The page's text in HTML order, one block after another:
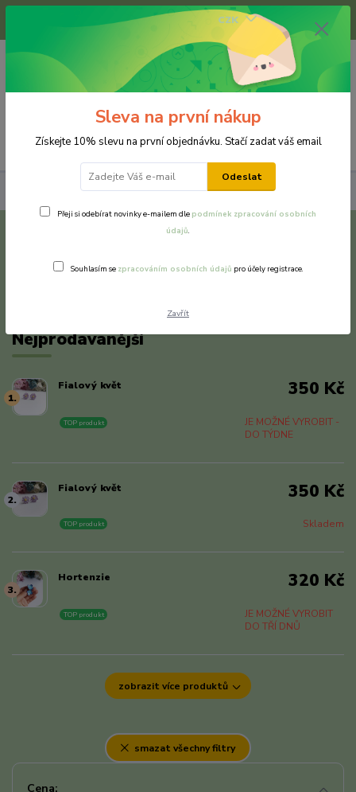
Menu
CZK
(Po-Pá, 8-16 hod.)
0 Kč
Náušnice
violka
Nejprodávanější
1.
Fialový květ
JE MOŽNÉ VYROBIT -
DO TÝDNE
TOP produkt
350 Kč
2.
Fialový květ
Skladem
TOP produkt
350 Kč
3.
Hortenzie
JE MOŽNÉ VYROBIT
DO TŘÍ DNŮ
TOP produkt
320 Kč
zobrazit více produktů
Cena:
smazat všechny filtry
Sleva na první nákup
Získejte 10% slevu na první objednávku. Stačí zadat váš email
Odeslat
Přeji si odebírat novinky e-mailem dle podmínek zpracování osobních
údajů.
Souhlasím se zpracováním osobních údajů pro účely registrace.
Zavřít